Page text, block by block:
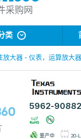
采购网
类
放大器 - 仪表，运算放大
5962-
量产中 20-